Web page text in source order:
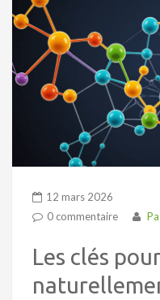
12 mars 2026
0 commentaire
Les clés